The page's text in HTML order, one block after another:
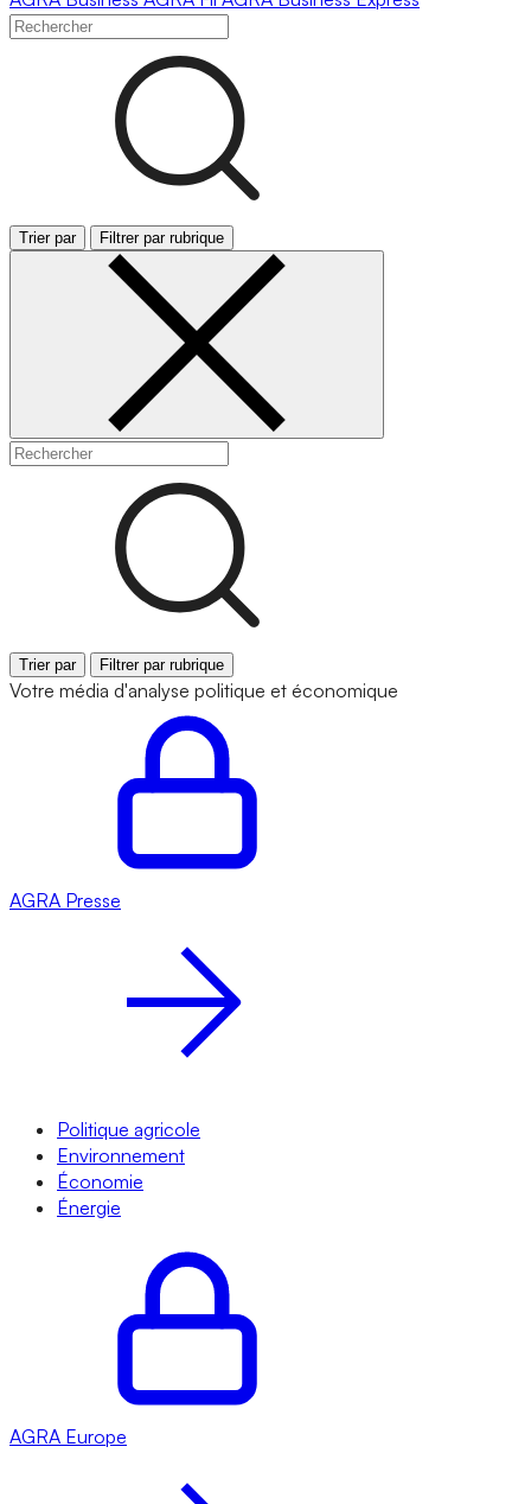
Trier par Filtrer par rubrique
Trier par Filtrer par rubrique
Votre média d'analyse politique et économique
AGRA Presse
Politique agricole
Environnement
Économie
Énergie
AGRA Europe